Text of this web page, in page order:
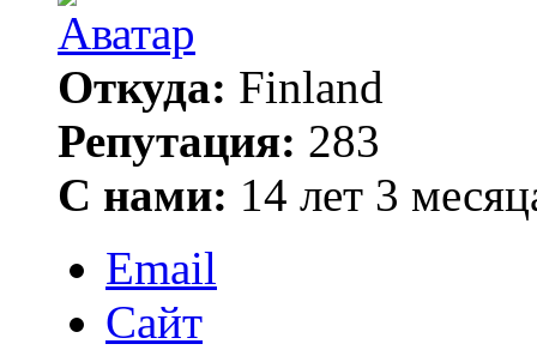
Откуда: Finland
Репутация: 283
С нами: 14 лет 3
Email
Сайт